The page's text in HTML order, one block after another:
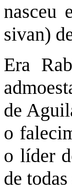
nasceu
sivan)
Era
de
o
o líder
de